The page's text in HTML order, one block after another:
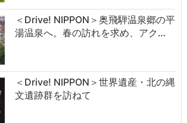
＜Drive! NIPPON＞奥飛騨温泉郷の平
湯温泉へ。春の訪れを求め、アク…
＜Drive! NIPPON＞世界遺産・北の縄
文遺跡群を訪ねて